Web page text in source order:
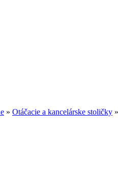
» Otáčacie a kancelárske stoličky »